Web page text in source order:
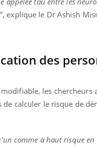
, explique le Dr Ashish
des
les chercheurs
calculer le risque de
comme à haut risque